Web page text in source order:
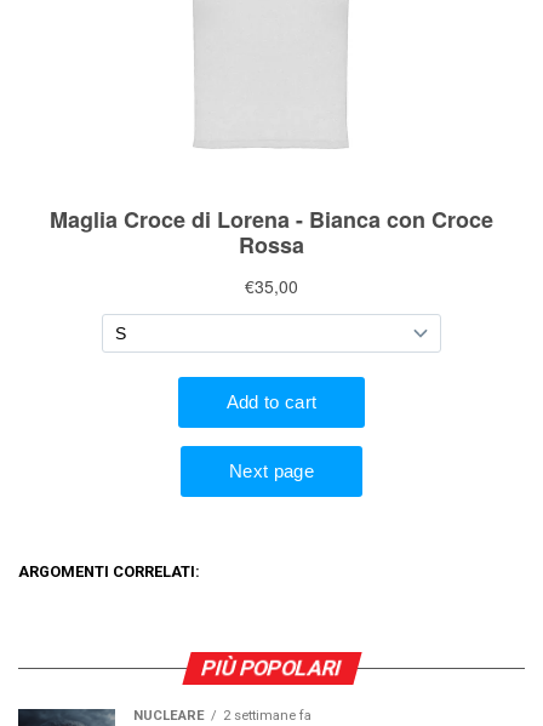
ARGOMENTI CORRELATI:
PIÙ POPOLARI
NUCLEARE 2 settimane fa